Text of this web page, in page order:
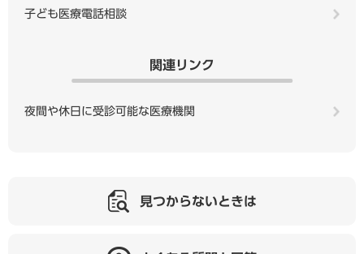
子ども医療電話相談
関連リンク
夜間や休日に受診可能な医療機関
見つからないときは